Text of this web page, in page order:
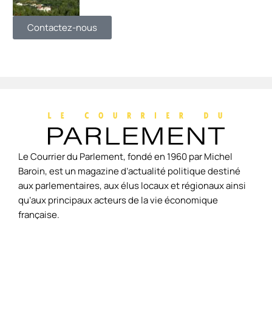
Contactez-nous
Le Courrier du Parlement, fondé en 1960 par Michel
Baroin, est un magazine d’actualité politique destiné
aux parlementaires, aux élus locaux et régionaux ainsi
qu’aux principaux acteurs de la vie économique
française.